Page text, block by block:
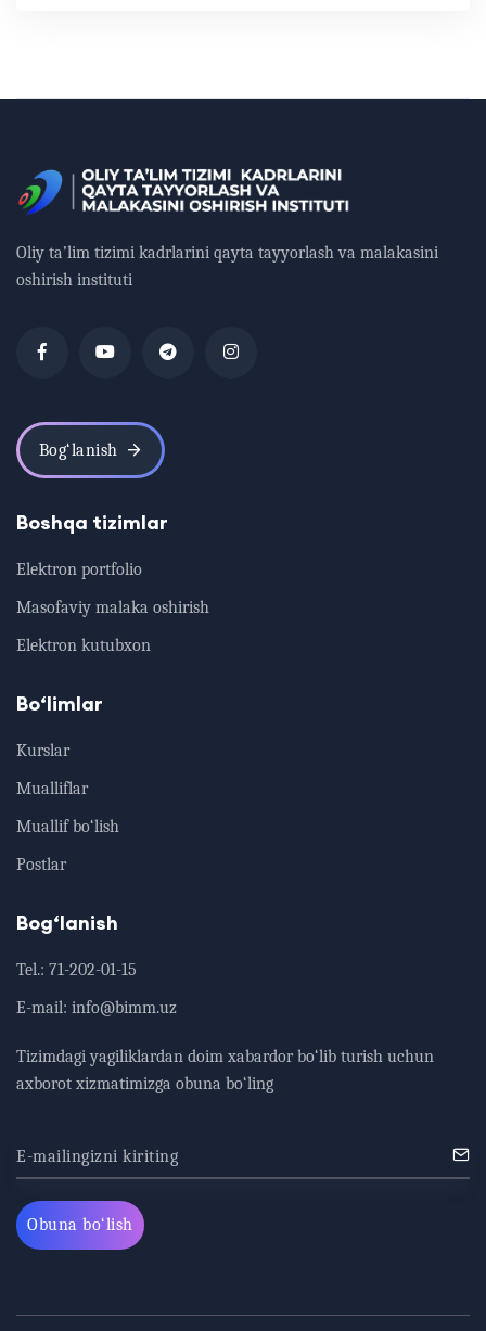
Oliy ta’lim tizimi kadrlarini qayta tayyorlash va malakasini
oshirish instituti
Bog‘lanish
Boshqa tizimlar
Elektron portfolio
Masofaviy malaka oshirish
Elektron kutubxon
Bo‘limlar
Kurslar
Mualliflar
Muallif bo‘lish
Postlar
Bog‘lanish
Tel.: 71-202-01-15
E-mail: info@bimm.uz
Tizimdagi yagiliklardan doim xabardor bo‘lib turish uchun
axborot xizmatimizga obuna bo‘ling
E-mailingizni kiriting
Obuna bo‘lish